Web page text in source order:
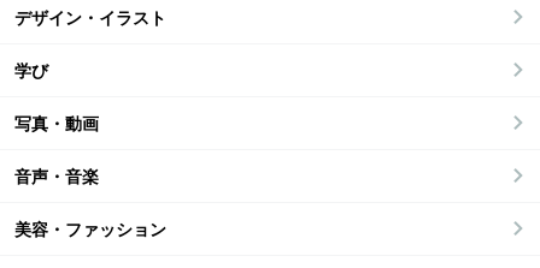
デザイン・イラスト
学び
写真・動画
音声・音楽
美容・ファッション